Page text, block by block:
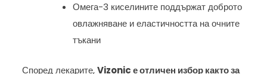
Омега-3 киселините поддържат доброто
овлажняване и еластичността на очните
тъкани
Според лекарите,Vizonic е отличен избор както за